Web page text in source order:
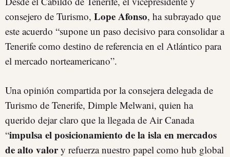
consejero de Turismo, Lope Afonso, ha subrayado que
este acuerdo “supone un paso decisivo para consolidar a
Tenerife como destino de referencia en el Atlántico para
el mercado norteamericano”.
Una opinión compartida por la consejera delegada de
Turismo de Tenerife, Dimple Melwani, quien ha
querido dejar claro que la llegada de Air Canada
“impulsa el posicionamiento de la isla en mercados
de alto valory refuerza nuestro papel como hub global